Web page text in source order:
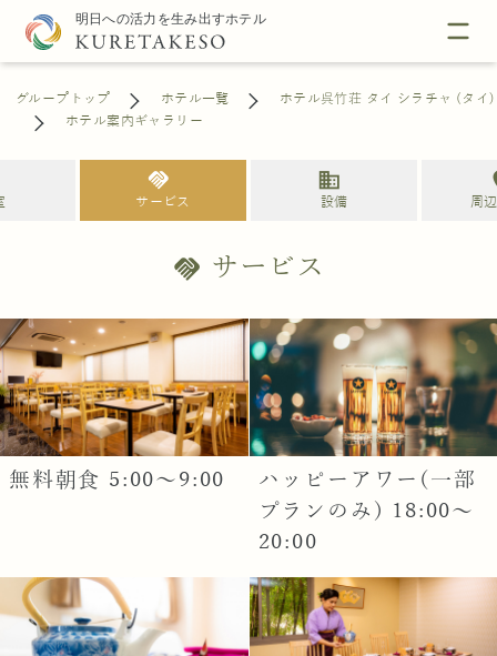
グループトップ ホテル一覧
ホテル呉竹荘 タイ シラチャ (タイ)
ホテル案内ギャラリー
handshake
サービス
business
設備 周
handshake サービス
無料朝食 5:00〜9:00
ハッピーアワー(一部
プランのみ) 18:00〜
20:00